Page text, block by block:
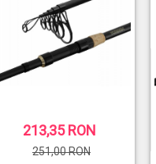
213,35 RON
251,00 RON